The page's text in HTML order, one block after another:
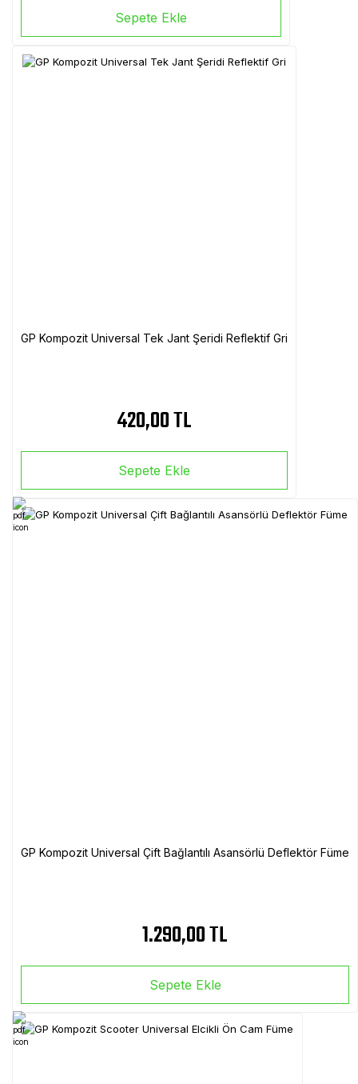
Sepete Ekle
GP Kompozit Universal Tek Jant Şeridi Reflektif Gri
420,00 TL
Sepete Ekle
GP Kompozit Universal Çift Bağlantılı Asansörlü Deflektör Füme
1.290,00 TL
Sepete Ekle